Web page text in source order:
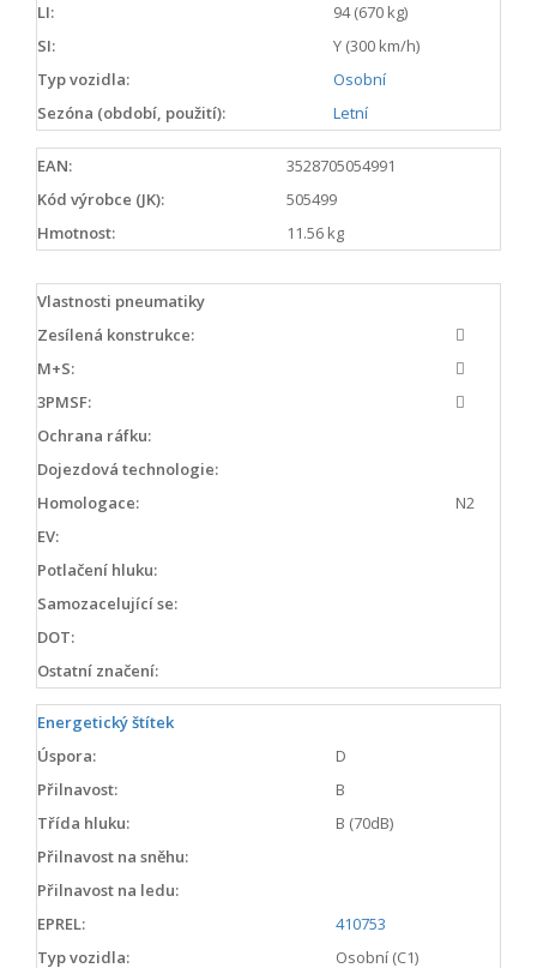
LI:
94 (670 kg)
SI:
Y (300 km/h)
Typ vozidla:
Osobní
Sezóna (období, použití):
Letní
EAN:
3528705054991
Kód výrobce (JK):
505499
Hmotnost:
11.56 kg
Vlastnosti pneumatiky
Zesílená konstrukce:
M+S:
3PMSF:
Ochrana ráfku:
Dojezdová technologie:
Homologace:
N2
EV:
Potlačení hluku:
Samozacelující se:
DOT:
Ostatní značení:
Energetický štítek
Úspora:
D
Přilnavost:
B
Třída hluku:
B (70dB)
Přilnavost na sněhu:
Přilnavost na ledu:
EPREL:
410753
Typ vozidla:
Osobní (C1)